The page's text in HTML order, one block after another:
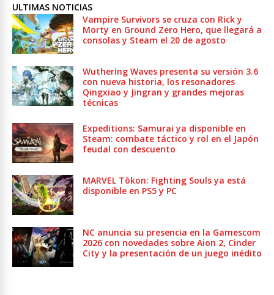
ULTIMAS NOTICIAS
Vampire Survivors se cruza con Rick y
Morty en Ground Zero Hero, que llegará a
consolas y Steam el 20 de agosto
Wuthering Waves presenta su versión 3.6
con nueva historia, los resonadores
Qingxiao y Jingran y grandes mejoras
técnicas
Expeditions: Samurai ya disponible en
Steam: combate táctico y rol en el Japón
feudal con descuento
MARVEL Tōkon: Fighting Souls ya está
disponible en PS5 y PC
NC anuncia su presencia en la Gamescom
2026 con novedades sobre Aion 2, Cinder
City y la presentación de un juego inédito